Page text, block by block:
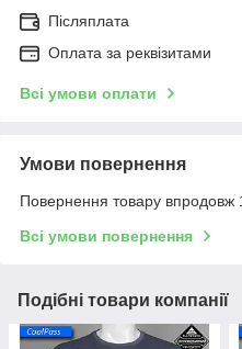
Післяплата
Оплата за реквізитами
Всі умови оплати
Умови повернення
Повернення товару впродовж
Всі умови повернення
Подібні товари компанії